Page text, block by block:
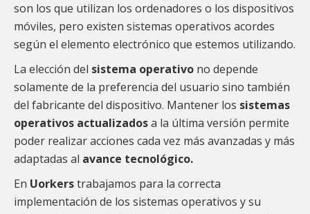
son los que utilizan los ordenadores o los dispositivos
móviles, pero existen sistemas operativos acordes
según el elemento electrónico que estemos utilizando.
La elección del sistema operativo no depende
solamente de la preferencia del usuario sino también
del fabricante del dispositivo. Mantener los sistemas
operativos actualizadosa la última versión permite
poder realizar acciones cada vez más avanzadas y más
adaptadas al avance tecnológico.
En Uorkerstrabajamos para la correcta
implementación de los sistemas operativos y su